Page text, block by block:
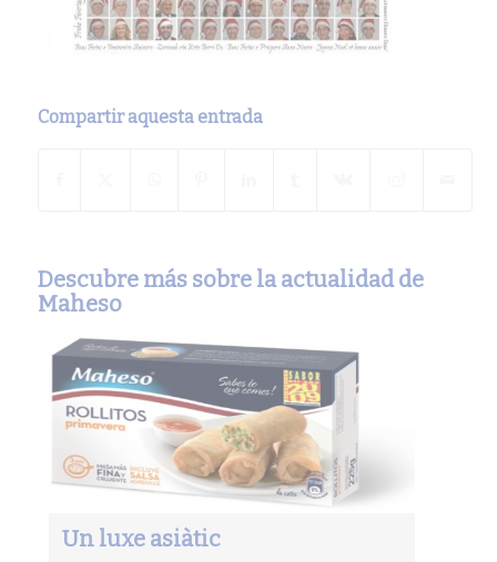
Compartir aquesta entrada
Descubre más sobre la actualidad de
Maheso
Un luxe asiàtic